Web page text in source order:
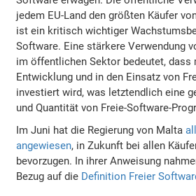
jedem EU-Land den größten Käufer
ist ein kritisch wichtiger
Software. Eine stärkere Verwendung
im öffentlichen Sektor bedeutet, dass
Entwicklung und in den Einsatz von
investiert wird, was letztendlich eine
und Quantität von Freie-Software-
Im Juni hat die Regierung von Malta
angewiesen, in Zukunft bei allen
bevorzugen. In ihrer Anweisung
Bezug auf die Definition Freier